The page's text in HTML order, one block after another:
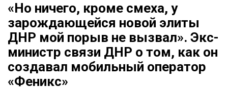
«Но ничего, кроме смеха, у
зарождающейся новой элиты
ДНР мой порыв не вызвал». Экс-
министр связи ДНР о том, как он
создавал мобильный оператор
«Феникс»